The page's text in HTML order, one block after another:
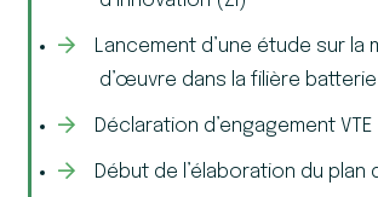
Lancement d’une étude sur la
d’œuvre dans la filière batterie
Déclaration d’engagement VTE
Début de l’élaboration du plan